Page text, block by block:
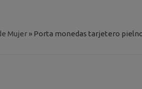
Mujer» Porta monedas tarjetero